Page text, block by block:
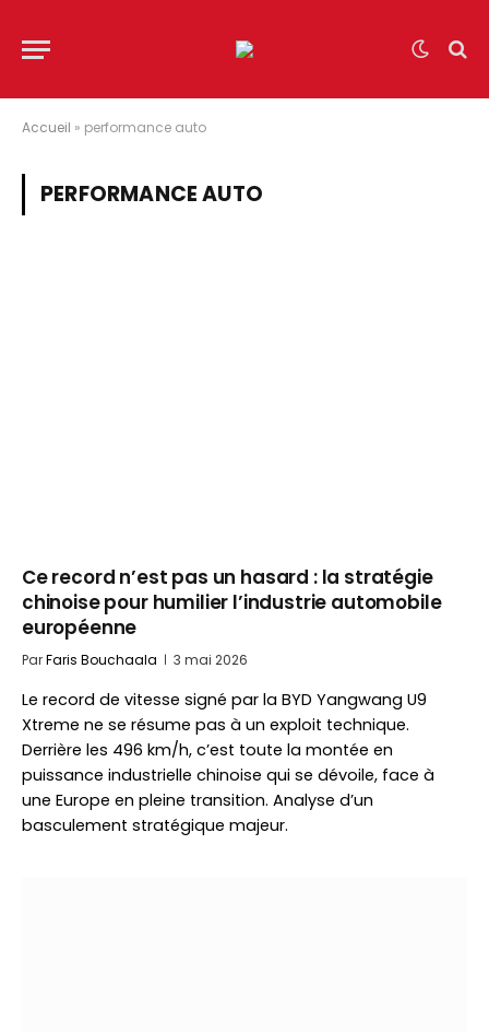
Accueil » performance auto
PERFORMANCE AUTO
Ce record n’est pas un hasard : la stratégie
chinoise pour humilier l’industrie automobile
européenne
ParFaris Bouchaala 3 mai 2026
Le record de vitesse signé par la BYD Yangwang U9
Xtreme ne se résume pas à un exploit technique.
Derrière les 496 km/h, c’est toute la montée en
puissance industrielle chinoise qui se dévoile, face à
une Europe en pleine transition. Analyse d’un
basculement stratégique majeur.